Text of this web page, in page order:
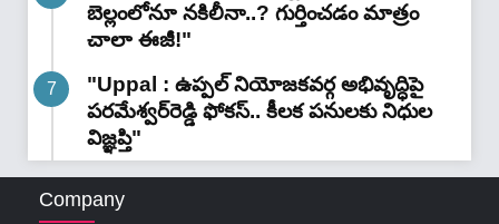
బెల్లంలోనూ నకిలీనా..? గుర్తించడం మాత్రం
చాలా ఈజీ!"
"Uppal : ఉప్పల్ నియోజకవర్గ అభివృద్ధిపై
పరమేశ్వర్‌రెడ్డి ఫోకస్.. కీలక పనులకు నిధుల
విజ్ఞప్తి"
Company